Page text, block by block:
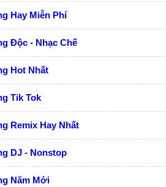
Hay Miễn Phí
Độc - Nhạc Chế
Hot Nhất
Tik Tok
Remix Hay Nhất
DJ - Nonstop
Năm Mới